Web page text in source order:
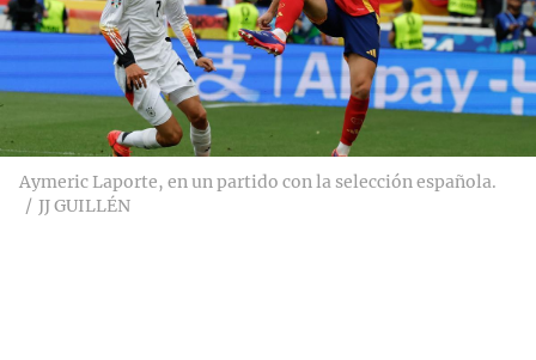
Aymeric Laporte, en un partido con la selección española.
JJ GUILLÉN